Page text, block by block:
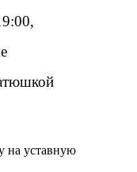
на уставную